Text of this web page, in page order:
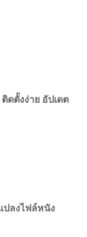
ดตั้งง่าย อัปเดต
ปลงไฟล์หนัง